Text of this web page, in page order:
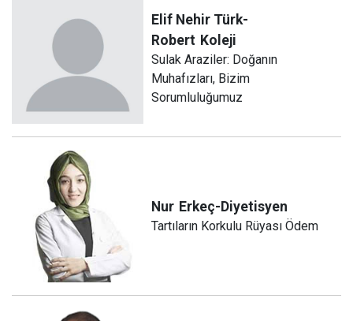
Elif Nehir Türk-
Robert Koleji
Sulak Araziler: Doğanın
Muhafızları, Bizim
Sorumluluğumuz
Nur Erkeç-Diyetisyen
Tartıların Korkulu Rüyası Ödem